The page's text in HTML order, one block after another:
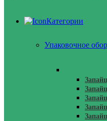
Категории
Упаковочное